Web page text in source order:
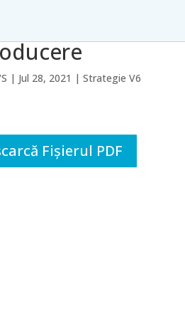
| Jul 28, 2021 |Strategie V6
Fișierul PDF